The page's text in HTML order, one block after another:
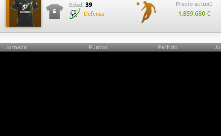
5
Edad: 39
Defensa
Precio actual:
1.859.680 €
Jornada Puntos Partido